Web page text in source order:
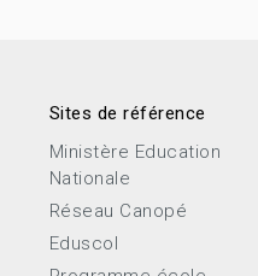
Sites de référence
Ministère Education
Nationale
Réseau Canopé
Eduscol